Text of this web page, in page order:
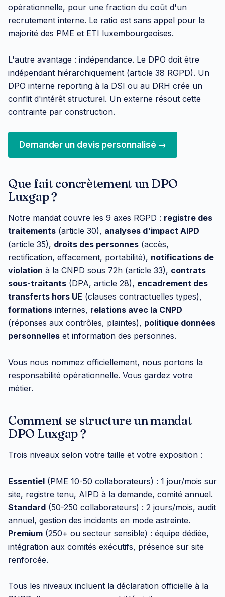
opérationnelle, pour une fraction du coût d'un
recrutement interne. Le ratio est sans appel pour la
majorité des PME et ETI luxembourgeoises.
L'autre avantage : indépendance. Le DPO doit être
indépendant hiérarchiquement (article 38 RGPD). Un
DPO interne reporting à la DSI ou au DRH crée un
conflit d'intérêt structurel. Un externe résout cette
contrainte par construction.
Demander un devis personnalisé →
Que fait concrètement un DPO
Luxgap ?
Notre mandat couvre les 9 axes RGPD : registre des
traitements (article 30), analyses d'impact AIPD
(article 35), droits des personnes (accès,
rectification, effacement, portabilité), notifications de
violation à la CNPD sous 72h (article 33), contrats
sous-traitants (DPA, article 28), encadrement des
transferts hors UE (clauses contractuelles types),
formations internes, relations avec la CNPD
(réponses aux contrôles, plaintes), politique données
personnelles et information des personnes.
Vous nous nommez officiellement, nous portons la
responsabilité opérationnelle. Vous gardez votre
métier.
Comment se structure un mandat
DPO Luxgap ?
Trois niveaux selon votre taille et votre exposition :
Essentiel (PME 10-50 collaborateurs) : 1 jour/mois sur
site, registre tenu, AIPD à la demande, comité annuel.
Standard (50-250 collaborateurs) : 2 jours/mois, audit
annuel, gestion des incidents en mode astreinte.
Premium (250+ ou secteur sensible) : équipe dédiée,
intégration aux comités exécutifs, présence sur site
renforcée.
Tous les niveaux incluent la déclaration officielle à la